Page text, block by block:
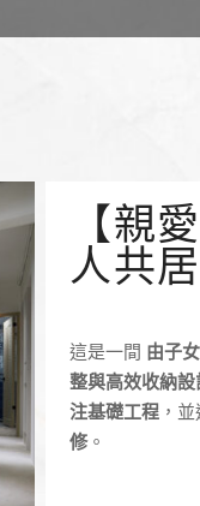
【親
人共
這是一間 由子
整與高效收納設
注基礎工程，並
修。